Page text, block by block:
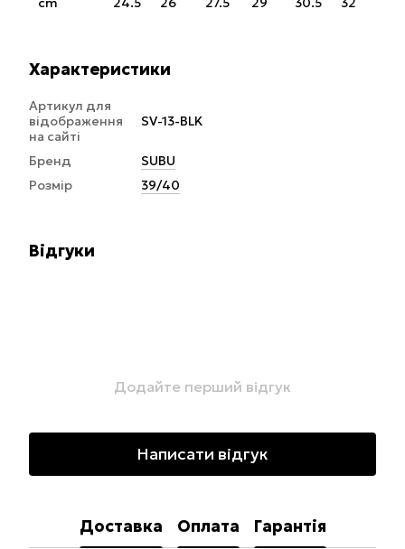
Характеристики
Артикул для
відображення
на сайті
SV-13-BLK
Бренд
SUBU
Розмір
39/40
Відгуки
Додайте перший відгук
Написати відгук
Доставка Оплата Гарантія